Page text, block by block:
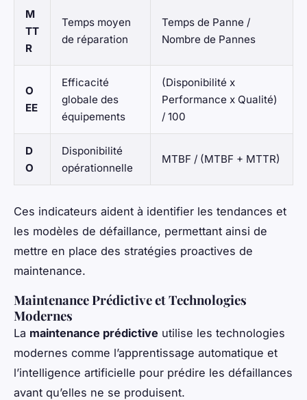
M
TT
R
Temps moyen
de réparation
Temps de Panne /
Nombre de Pannes
O
EE
Efficacité
globale des
équipements
(Disponibilité x
Performance x Qualité)
/ 100
D
O
Disponibilité
opérationnelle
MTBF / (MTBF + MTTR)
Ces indicateurs aident à identifier les tendances et
les modèles de défaillance, permettant ainsi de
mettre en place des stratégies proactives de
maintenance.
Maintenance Prédictive et Technologies
Modernes
La maintenance prédictive utilise les technologies
modernes comme l’apprentissage automatique et
l’intelligence artificielle pour prédire les défaillances
avant qu’elles ne se produisent.